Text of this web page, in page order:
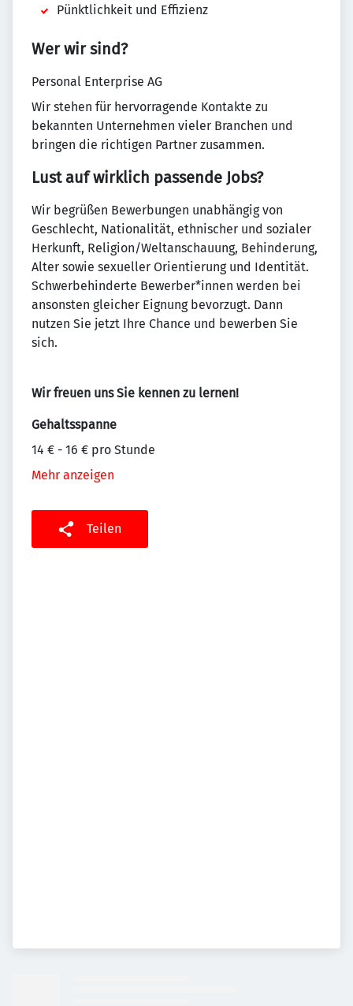
Pünktlichkeit und Effizienz
Wer wir sind?
Personal Enterprise AG
Wir stehen für hervorragende Kontakte zu
bekannten Unternehmen vieler Branchen und
bringen die richtigen Partner zusammen.
Lust auf wirklich passende Jobs?
Wir begrüßen Bewerbungen unabhängig von
Geschlecht, Nationalität, ethnischer und sozialer
Herkunft, Religion/Weltanschauung, Behinderung,
Alter sowie sexueller Orientierung und Identität.
Schwerbehinderte Bewerber*innen werden bei
ansonsten gleicher Eignung bevorzugt. Dann
nutzen Sie jetzt Ihre Chance und bewerben Sie
sich.
Wir freuen uns Sie kennen zu lernen!
Gehaltsspanne
14 € - 16 € pro Stunde
Mehr anzeigen
Teilen